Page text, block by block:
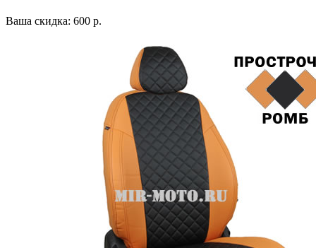
Ваша скидка: 600 р.